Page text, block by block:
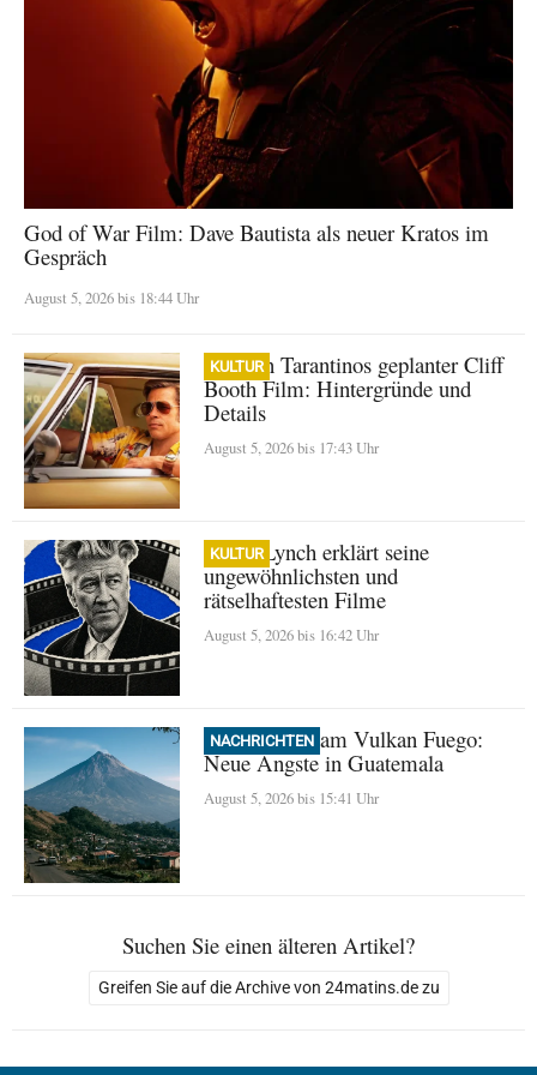
God of War Film: Dave Bautista als neuer Kratos im
Gespräch
August 5, 2026 bis 18:44 Uhr
KULTUR
Quentin Tarantinos geplanter Cliff
Booth Film: Hintergründe und
Details
August 5, 2026 bis 17:43 Uhr
KULTUR
David Lynch erklärt seine
ungewöhnlichsten und
rätselhaftesten Filme
August 5, 2026 bis 16:42 Uhr
NACHRICHTEN
Evakuierung am Vulkan Fuego:
Neue Ängste in Guatemala
August 5, 2026 bis 15:41 Uhr
Suchen Sie einen älteren Artikel?
Greifen Sie auf die Archive von 24matins.de zu